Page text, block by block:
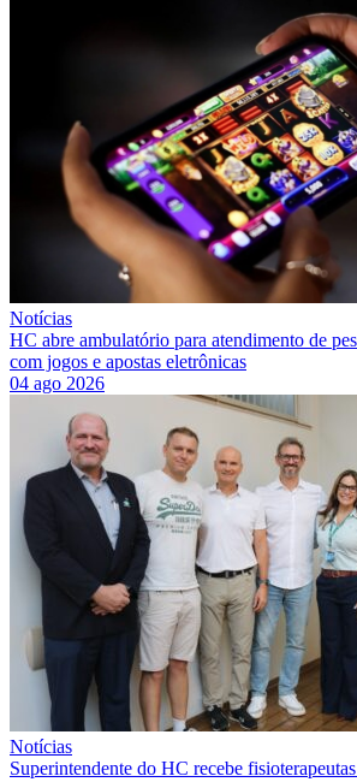
Notícias
HC abre ambulatório para atendimento de
com jogos e apostas eletrônicas
04 ago 2026
Notícias
Superintendente do HC recebe